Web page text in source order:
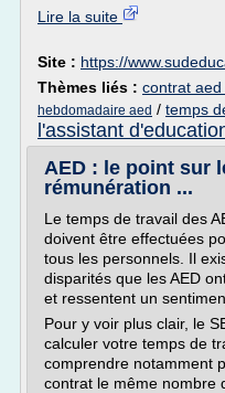
Lire la suite
Site : https://
Thèmes liés : contrat
hebdomadaire aed / temps
l'assistant
AED : le point sur
rémunération ...
Le temps de travail des
doivent être effectuées
tous les personnels. Il
disparités que les AED
et ressentent un
Pour y voir plus clair, le
calculer votre temps de
comprendre notamment
contrat le même nombre